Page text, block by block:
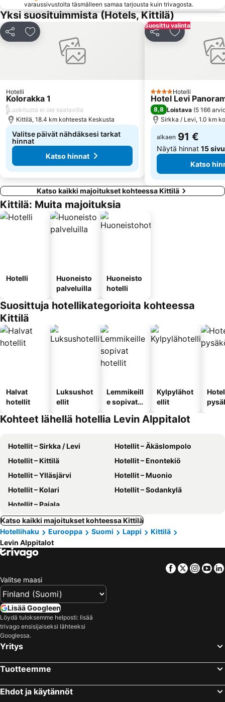
varaussivustolta täsmälleen samaa tarjousta kuin trivagosta.
Yksi suosituimmista (Hotels, Kittilä)
Jaa Lisää suosikkeihin
Hotelli
Kolorakka 1
/Luokitusta ei ole saatavilla
Kittilä, 18.4 km kohteesta Keskusta
Valitse päivät nähdäksesi tarkat
hinnat
Katso hinnat
Suosittu valinta
Jaa Lisää
4 Tähtiluokitus
Hotelli
Hotel Levi
8,8 Loistava (5 166
Sirkka / Levi, 1.0 km
alkaen 91 €
Näytä hinnat 15
Katso
Katso kaikki majoitukset kohteessa Kittilä
Kittilä: Muita majoituksia
Hotelli
Huoneisto
palveluilla
Huoneisto
hotelli
Suosittuja hotellikategorioita kohteessa
Kittilä
Halvat
hotellit
Luksushot
ellit
Lemmikeill
e sopivat
Kylpylähot
ellit
Kohteet lähellä hotellia Levin Alppitalot
Hotellit – Sirkka / Levi
Hotellit – Äkäslompolo
Hotellit – Kittilä
Hotellit – Enontekiö
Hotellit – Ylläsjärvi
Hotellit – Muonio
Hotellit – Kolari
Hotellit – Sodankylä
Hotellit – Pajala
Katso kaikki majoitukset kohteessa Kittilä
Hotellihaku
Eurooppa Suomi Lappi
Kittilä
Levin Alppitalot
Facebook
Twitter
Valitse maasi
Lisää Googleen
Löydä tuloksemme helposti: lisää
trivago ensisijaiseksi lähteeksi
Googlessa.
Yritys
Tuotteemme
Ehdot ja käytännöt